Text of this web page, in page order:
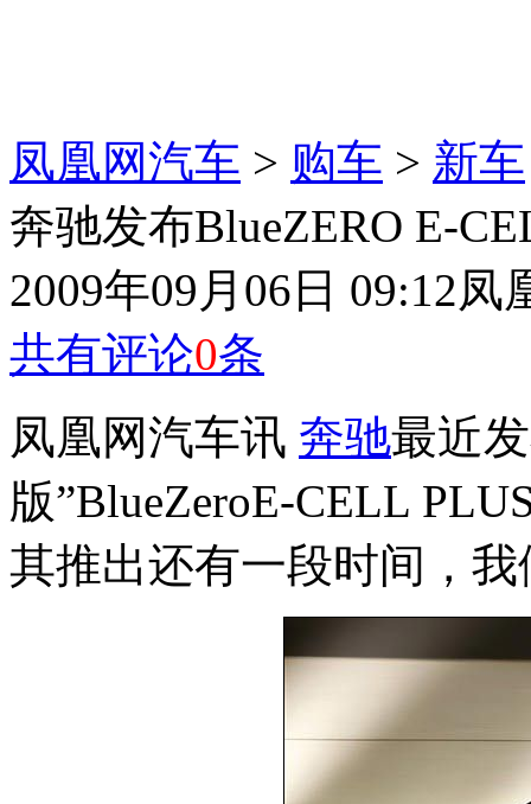
凤凰网汽车 > 购车 > 新车
奔驰发布BlueZERO E-
2009年09月06日 09:12凤
共有评论0条
凤凰网汽车讯 奔驰最近
版”BlueZeroE-CELL
其推出还有一段时间，